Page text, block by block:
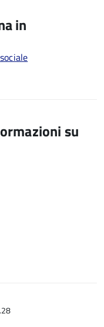
in
su